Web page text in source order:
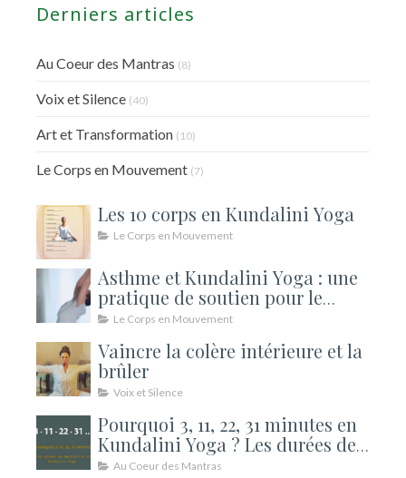
Derniers articles
Au Coeur des Mantras (8)
Voix et Silence (40)
Art et Transformation (10)
Le Corps en Mouvement (7)
Les 10 corps en Kundalini Yoga
Le Corps en Mouvement
Asthme et Kundalini Yoga : une
pratique de soutien pour le
souffle
Le Corps en Mouvement
Vaincre la colère intérieure et la
brûler
Voix et Silence
Pourquoi 3, 11, 22, 31 minutes en
Kundalini Yoga ? Les durées de
méditation expliquées
Au Coeur des Mantras